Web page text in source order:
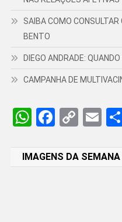
SAIBA COMO
BENTO
DIEGO ANDRADE:
CAMPANHA DE
WhatsApp
Copy
IMAGENS DA SEMANA